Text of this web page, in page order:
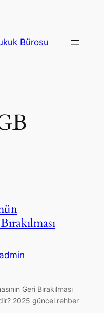
Bürosu
admin
Geri Bırakılması
2025 güncel rehber